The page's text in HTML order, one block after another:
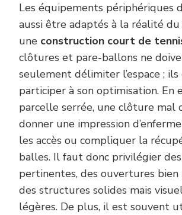
Les équipements périphériques
aussi être adaptés à la réalité
une construction court de
clôtures et pare-ballons ne
seulement délimiter l’espace ;
participer à son optimisation. En
parcelle serrée, une clôture mal
donner une impression
les accès ou compliquer la
balles. Il faut donc privilégier
pertinentes, des ouvertures bien
des structures solides mais
légères. De plus, il est souvent